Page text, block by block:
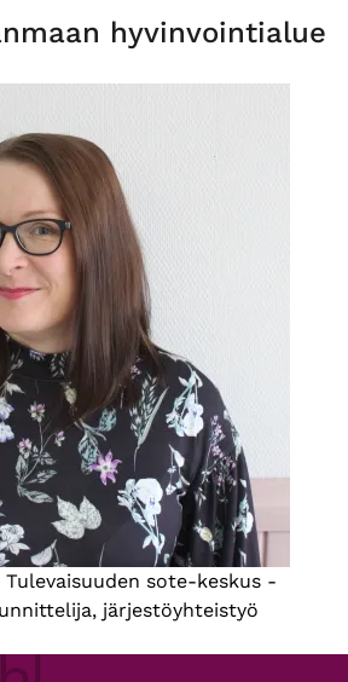
hyvinvointialue
sote-keskus -
järjestöyhteistyö